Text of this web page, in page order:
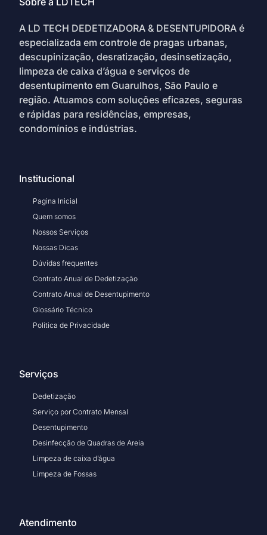
A LD TECH DEDETIZADORA & DESENTUPIDORA é
especializada em controle de pragas urbanas,
descupinização, desratização, desinsetização,
limpeza de caixa d’água e serviços de
desentupimento em Guarulhos, São Paulo e
região. Atuamos com soluções eficazes, seguras
e rápidas para residências, empresas,
condomínios e indústrias.
Institucional
Pagina Inicial
Quem somos
Nossos Serviços
Nossas Dicas
Dúvidas frequentes
Contrato Anual de Dedetização
Contrato Anual de Desentupimento
Glossário Técnico
Politica de Privacidade
Serviços
Dedetização
Serviço por Contrato Mensal
Desentupimento
Desinfecção de Quadras de Areia
Limpeza de caixa d’água
Limpeza de Fossas
Atendimento